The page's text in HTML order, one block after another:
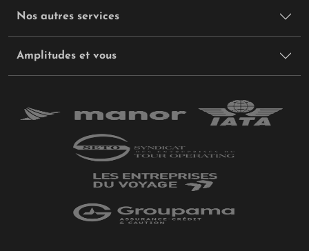
Nos autres services
Amplitudes et vous